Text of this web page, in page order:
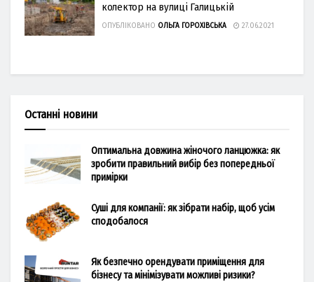
колектор на вулиці Галицькій
ОПУБЛІКОВАНО ОЛЬГА ГОРОХІВСЬКА 27.06.2021
Останні новини
Оптимальна довжина жіночого ланцюжка: як
зробити правильний вибір без попередньої
примірки
Суші для компанії: як зібрати набір, щоб усім
сподобалося
Як безпечно орендувати приміщення для
бізнесу та мінімізувати можливі ризики?